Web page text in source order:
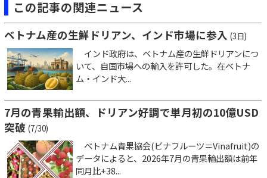
この記事の関連ニュース
ベトナム産の生鮮ドリアン、インド市場に参入 (3日)
インド政府は、ベトナム産の生鮮ドリアンにつ
いて、自国市場への輸入を許可した。在ベトナ
ム・インド大...
7月の青果輸出額、ドリアン好調で単月初の10億USD
突破 (7/30)
ベトナム青果協会(ビナフルーツ＝Vinafruit)の
データによると、2026年7月の青果輸出額は前年
同月比+38...